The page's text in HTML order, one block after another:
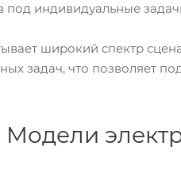
под индивидуальные
широкий спектр
задач, что позволяет
Модели